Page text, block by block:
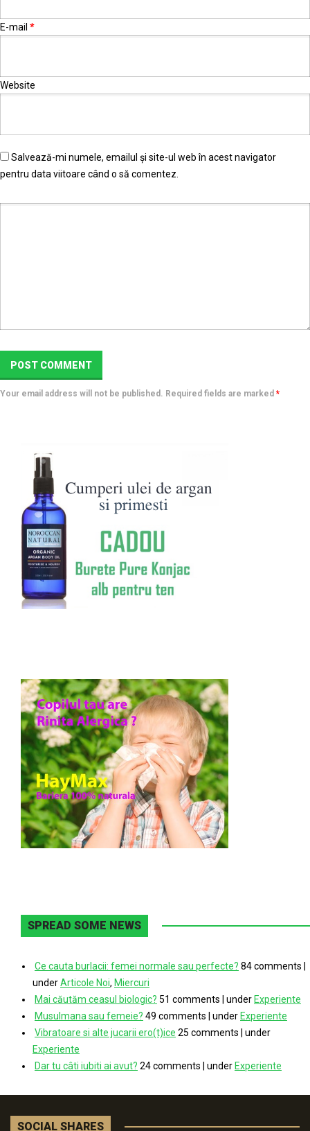
E-mail *
Website
Salvează-mi numele, emailul și site-ul web în acest navigator
pentru data viitoare când o să comentez.
Your email address will not be published. Required fields are marked *
SPREAD SOME NEWS
Ce cauta burlacii: femei normale sau perfecte? 84 comments
underArticole Noi, Miercuri
Mai căutăm ceasul biologic? 51 comments under Experiente
Musulmana sau femeie? 49 comments under Experiente
Vibratoare si alte jucarii ero(t)ice 25 comments
under
Experiente
Dar tu câti iubiti ai avut? 24 comments under Experiente
SOCIAL SHARES